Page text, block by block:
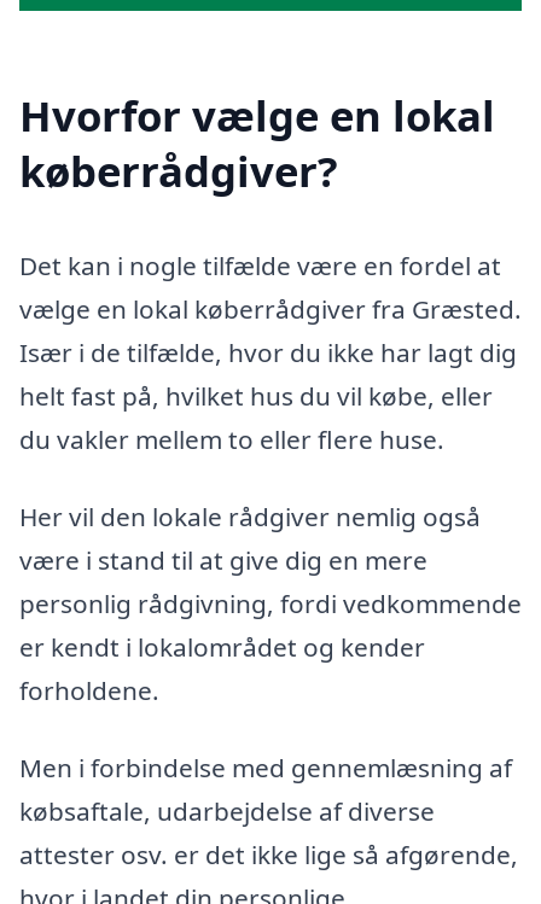
Hvorfor vælge en lokal
køberrådgiver?
Det kan i nogle tilfælde være en fordel at
vælge en lokal køberrådgiver fra Græsted.
Især i de tilfælde, hvor du ikke har lagt dig
helt fast på, hvilket hus du vil købe, eller
du vakler mellem to eller flere huse.
Her vil den lokale rådgiver nemlig også
være i stand til at give dig en mere
personlig rådgivning, fordi vedkommende
er kendt i lokalområdet og kender
forholdene.
Men i forbindelse med gennemlæsning af
købsaftale, udarbejdelse af diverse
attester osv. er det ikke lige så afgørende,